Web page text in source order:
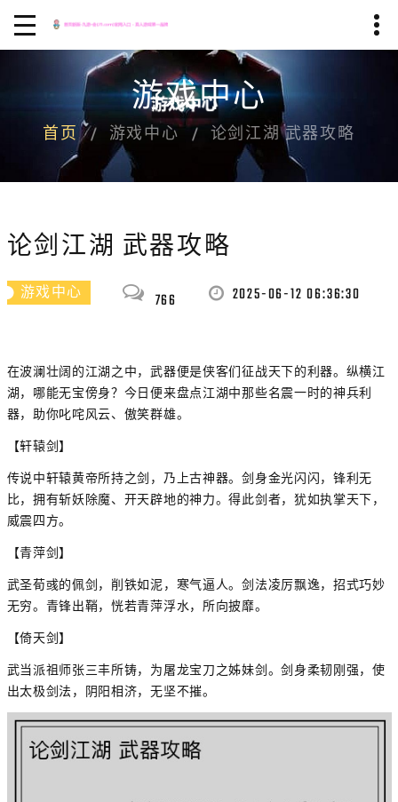
游戏中心
首页 游戏中心 论剑江湖 武器攻略
论剑江湖 武器攻略
游戏中心 766 2025-06-12 06:36:30
在波澜壮阔的江湖之中，武器便是侠客们征战天下的利器。纵横江
湖，哪能无宝傍身？今日便来盘点江湖中那些名震一时的神兵利
器，助你叱咤风云、傲笑群雄。
【轩辕剑】
传说中轩辕黄帝所持之剑，乃上古神器。剑身金光闪闪，锋利无
比，拥有斩妖除魔、开天辟地的神力。得此剑者，犹如执掌天下，
威震四方。
【青萍剑】
武圣荀彧的佩剑，削铁如泥，寒气逼人。剑法凌厉飘逸，招式巧妙
无穷。青锋出鞘，恍若青萍浮水，所向披靡。
【倚天剑】
武当派祖师张三丰所铸，为屠龙宝刀之姊妹剑。剑身柔韧刚强，使
出太极剑法，阴阳相济，无坚不摧。